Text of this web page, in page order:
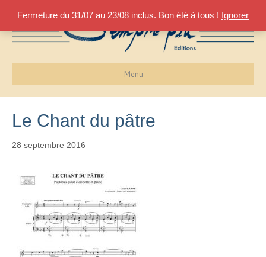
Fermeture du 31/07 au 23/08 inclus. Bon été à tous ! Ignorer
Menu
Le Chant du pâtre
28 septembre 2016